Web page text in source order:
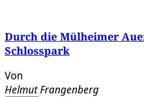
Durch die Mülheimer
Schlosspark
Von
Helmut Frangenberg